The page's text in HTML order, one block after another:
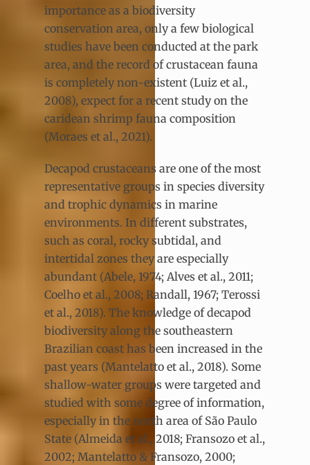
importance as a biodiversity
conservation area, only a few biological
studies have been conducted at the park
area, and the record of crustacean fauna
is completely non-existent (Luiz et al.,
2008), expect for a recent study on the
caridean shrimp fauna composition
(Moraes et al., 2021).
Decapod crustaceans are one of the most
representative groups in species diversity
and trophic dynamics in marine
environments. In different substrates,
such as coral, rocky subtidal, and
intertidal zones they are especially
abundant (Abele, 1974; Alves et al., 2011;
Coelho et al., 2008; Randall, 1967; Terossi
et al., 2018). The knowledge of decapod
biodiversity along the southeastern
Brazilian coast has been increased in the
past years (Mantelatto et al., 2018). Some
shallow-water groups were targeted and
studied with some degree of information,
especially in the north area of São Paulo
State (Almeida et al., 2018; Fransozo et al.,
2002; Mantelatto & Fransozo, 2000;